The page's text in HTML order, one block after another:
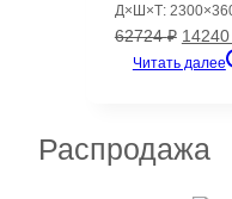
Д×Ш×Т:
62724₽
цена
14240
Читать далее
Распродажа